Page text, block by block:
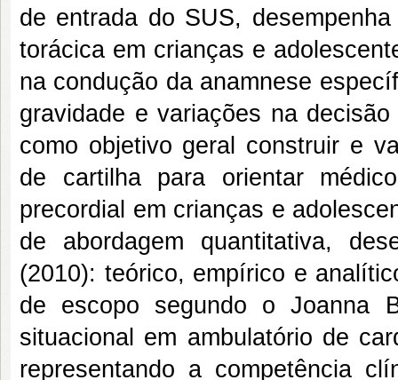
de entrada do SUS,
torácica em crianças e
na condução da anamnese
gravidade e variações na
como objetivo geral construir e
de cartilha para orientar
precordial em crianças e
de abordagem quantitativa,
(2010): teórico, empírico e
de escopo segundo o Joanna
situacional em ambulatório de
representando a competência